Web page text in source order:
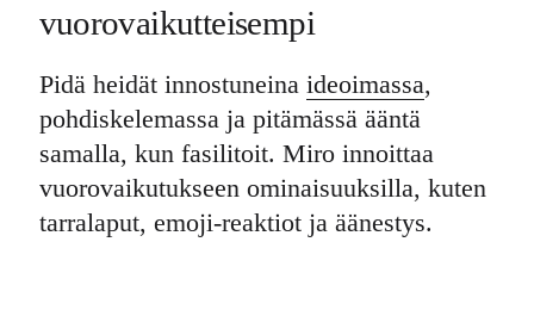
vuorovaikutteisempi
Pidä heidät innostuneina ideoimassa,
pohdiskelemassa ja pitämässä ääntä
samalla, kun fasilitoit. Miro innoittaa
vuorovaikutukseen ominaisuuksilla, kuten
tarralaput, emoji-reaktiot ja äänestys.